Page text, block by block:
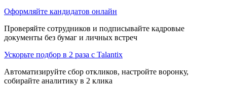
Оформляйте кандидатов онлайн
Проверяйте сотрудников и подписывайте кадровые
документы без бумаг и личных встреч
Ускорьте подбор в 2 раза с Talantix
Автоматизируйте сбор откликов, настройте воронку,
собирайте аналитику в 2 клика